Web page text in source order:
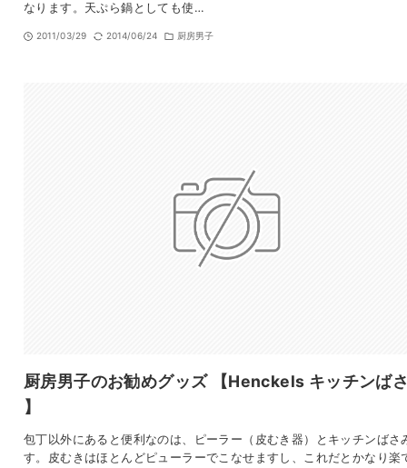
なります。天ぷら鍋としても使…
2011/03/29 2014/06/24 厨房男子
厨房男子のお勧めグッズ 【Henckels キッチンば
】
包丁以外にあると便利なのは、ピーラー（皮むき器）とキッチンばさ
す。皮むきはほとんどピューラーでこなせますし、これだとかなり楽